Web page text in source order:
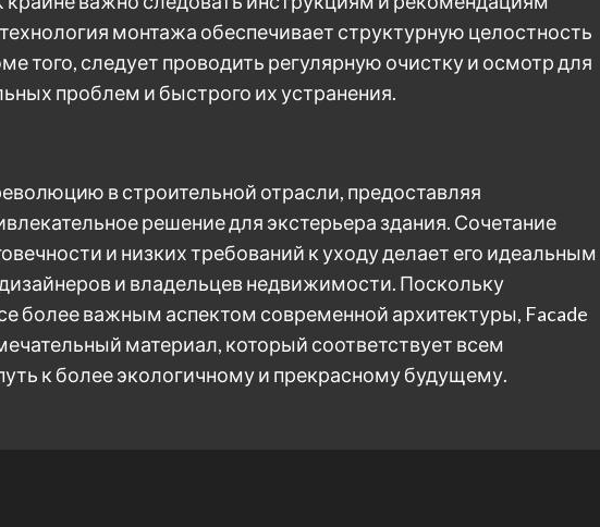
монтажа обеспечивает структурную целостность
того, следует проводить регулярную очистку и осмотр для
проблем и быстрого их устранения.
в строительной отрасли, предоставляя
решение для экстерьера здания. Сочетание
и низких требований к уходу делает его идеальным
и владельцев недвижимости. Поскольку
более важным аспектом современной архитектуры, Facade
материал, который соответствует всем
к более экологичному и прекрасному будущему.